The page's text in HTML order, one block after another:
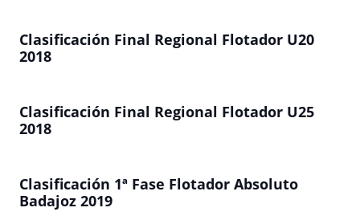
Clasificación Final Regional Flotador U20
2018
Clasificación Final Regional Flotador U25
2018
Clasificación 1ª Fase Flotador Absoluto
Badajoz 2019